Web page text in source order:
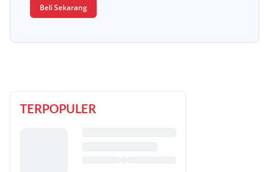
Beli Sekarang
TERPOPULER